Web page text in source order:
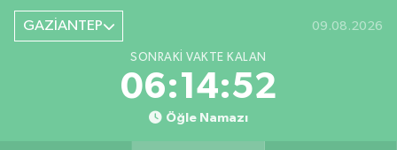
GAZİANTEP 09.08.2026
SONRAKI VAKTE KALAN
06:14:51
Öğle Namazı